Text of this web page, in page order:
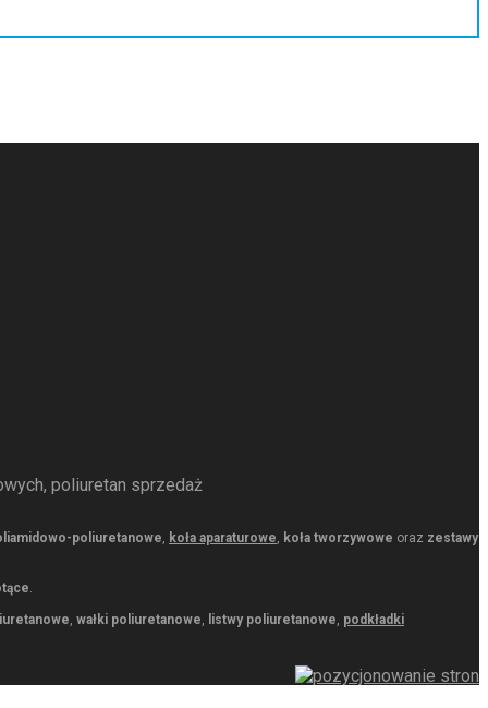
poliuretan sprzedaż
poliuretanowe koła aparaturowe koła tworzywowe oraz zestawy
wałki poliuretanowe listwy poliuretanowe podkładki